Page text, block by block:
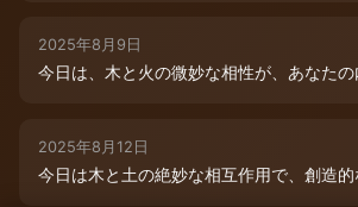
2025年8月9日
今日は、木と火の微妙な相性が、あなた
2025年8月12日
今日は木と土の絶妙な相互作用で、創造